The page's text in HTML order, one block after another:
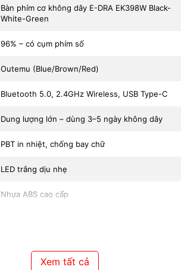
Bàn phím cơ không dây E-DRA EK398W Black-
White-Green
96% – có cụm phím số
Outemu (Blue/Brown/Red)
Bluetooth 5.0, 2.4GHz Wireless, USB Type-C
Dung lượng lớn – dùng 3–5 ngày không dây
PBT in nhiệt, chống bay chữ
LED trắng dịu nhẹ
Nhựa ABS cao cấp
Xem tất cả